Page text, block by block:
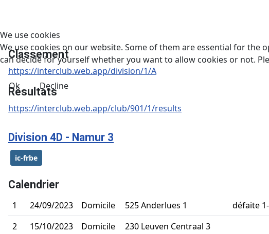
Classement
https://interclub.web.app/division/1/A
Résultats
https://interclub.web.app/club/901/1/results
Division 4D - Namur 3
ic-frbe
Calendrier
1 24/09/2023 Domicile 525 Anderlues 1
défaite
2
15/10/2023 Domicile
230 Leuven Centraal 3
We use cookies
We use cookies on our website. Some of them are essential for
can decide for yourself whether you want to allow cookies or not.
Ok Decline